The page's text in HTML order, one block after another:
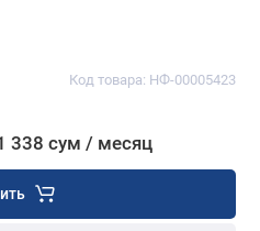
Код товара: НФ-00005423
338 сум / месяц